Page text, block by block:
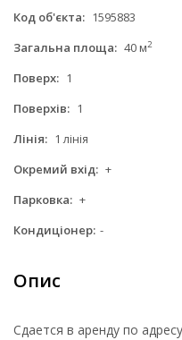
Код об'єкта: 1595883
Загальна площа: 40 м2
Поверх: 1
Поверхів: 1
Лінія: 1 лінія
Окремий вхід: +
Парковка: +
Кондиціонер: -
Опис
Сдается в аренду по